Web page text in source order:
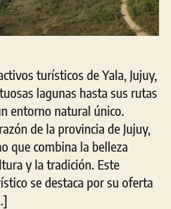
turísticos de Yala, Jujuy,
lagunas hasta sus rutas
entorno natural único.
de la provincia de Jujuy,
que combina la belleza
y la tradición. Este
se destaca por su oferta